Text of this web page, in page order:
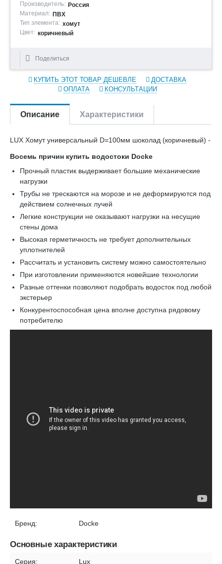
Производитель: Россия
Материал: ПВХ
Тип элемента: хомут
Цвет: коричневый
Поделиться
КУПИТЬ ЭТОТ ТОВАР ДЕШЕВЛЕ
ДОСТАВКА
ОПЛАТА
КОНСУЛЬТАЦИИ
Описание Характеристики
LUX Хомут универсальный D=100мм шоколад (коричневый) -
Восемь причин купить водостоки Docke
Прочный пластик выдерживает большие механические
нагрузки
Трубы не трескаются на морозе и не деформируются под
действием солнечных лучей
Легкие конструкции не оказывают нагрузки на несущие
стены дома
Высокая герметичность не требует дополнительных
уплотнителей
Рассчитать и установить систему можно самостоятельно
При изготовлении применяются новейшие технологии
Разные оттенки позволяют подобрать водосток под любой
экстерьер
Конкурентоспособная цена вполне доступна рядовому
потребителю
Бренд: Docke
Основные характеристики
Серия: Lux